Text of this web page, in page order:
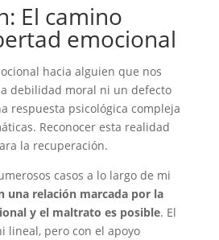
El camino
emocional
hacia alguien que nos
debilidad moral ni un defecto
respuesta psicológica compleja
Reconocer esta realidad
la recuperación.
casos a lo largo de mi
una relación marcada por la
y el maltrato es posible. El
lineal, pero con el apoyo